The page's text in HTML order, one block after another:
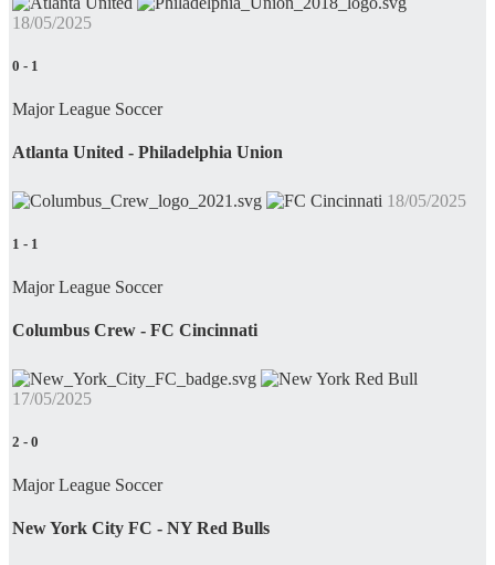
18/05/2025
0 - 1
Major League Soccer
Atlanta United - Philadelphia Union
18/05/2025
1 - 1
Major League Soccer
Columbus Crew - FC Cincinnati
17/05/2025
2 - 0
Major League Soccer
New York City FC - NY Red Bulls